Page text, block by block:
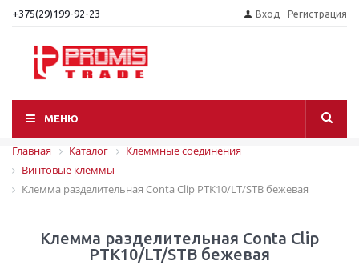
+375(29)199-92-23 Вход Регистрация
МЕНЮ
Главная Каталог
Клеммные соединения
Винтовые клеммы
Клемма разделительная Conta Clip PTK10/LT/STB бежевая
Клемма разделительная Conta Clip
PTK10/LT/STB бежевая